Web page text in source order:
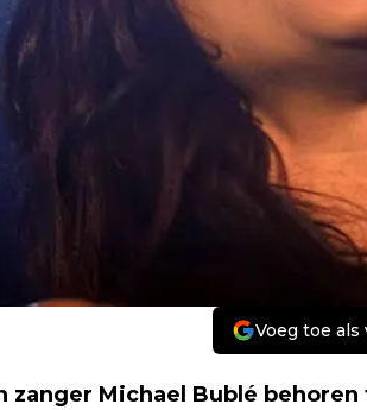
Voeg toe
zanger Michael Bublé